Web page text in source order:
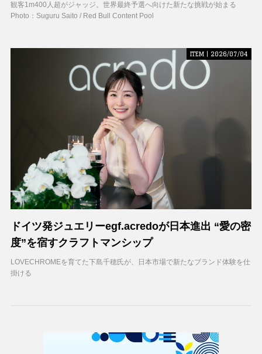
観客1m400人超がジャッジ。世界最終予選へ向けた新たな挑戦が始まる
Photo：Suguru Saito / Red Bull Content Pool
ITEM | 2026/07/04
ドイツ発ジュエリーegf.acredoが日本進出 “愛の密
度”を宿すクラフトマンシップ
LOVECHROMEを育てた下島千穂氏が、日本市場で新たなブランド体験を仕
掛ける